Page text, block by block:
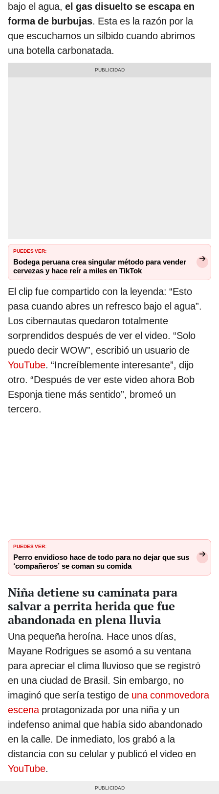
bajo el agua, el gas disuelto se escapa en
forma de burbujas. Esta es la razón por la
que escuchamos un silbido cuando abrimos
una botella carbonatada.
PUEDES VER:
Bodega peruana crea singular método para vender
cervezas y hace reír a miles en TikTok
El clip fue compartido con la leyenda: “Esto
pasa cuando abres un refresco bajo el agua”.
Los cibernautas quedaron totalmente
sorprendidos después de ver el video. “Solo
puedo decir WOW”, escribió un usuario de
YouTube. “Increíblemente interesante”, dijo
otro. “Después de ver este video ahora Bob
Esponja tiene más sentido”, bromeó un
tercero.
PUEDES VER:
Perro envidioso hace de todo para no dejar que sus
‘compañeros’ se coman su comida
Niña detiene su caminata para
salvar a perrita herida que fue
abandonada en plena lluvia
Una pequeña heroína. Hace unos días,
Mayane Rodrigues se asomó a su ventana
para apreciar el clima lluvioso que se registró
en una ciudad de Brasil. Sin embargo, no
imaginó que sería testigo de una conmovedora
escenaprotagonizada por una niña y un
indefenso animal que había sido abandonado
en la calle. De inmediato, los grabó a la
distancia con su celular y publicó el video en
YouTube.